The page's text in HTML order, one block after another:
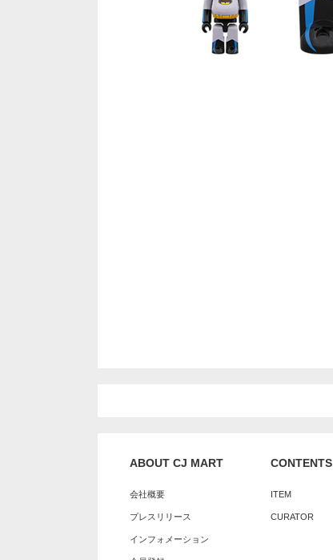
ABOUT CJ MART
会社概要
プレスリリース
インフォメーション
CONTENTS
ITEM
CURATOR